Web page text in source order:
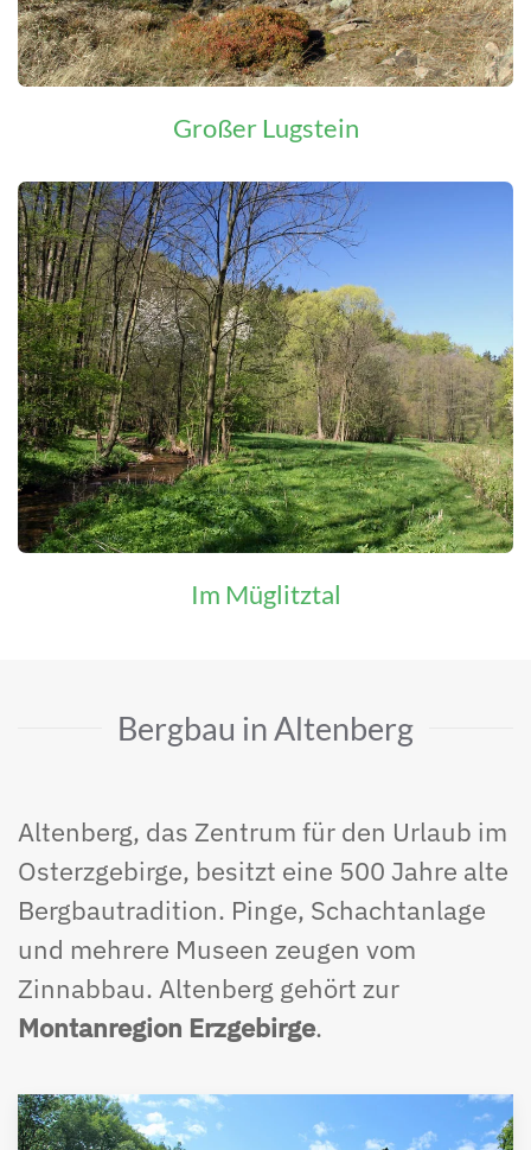
Großer Lugstein
Im Müglitztal
Bergbau in Altenberg
Altenberg, das Zentrum für den Urlaub im
Osterzgebirge, besitzt eine 500 Jahre alte
Bergbautradition. Pinge, Schachtanlage
und mehrere Museen zeugen vom
Zinnabbau. Altenberg gehört zur
Montanregion Erzgebirge.